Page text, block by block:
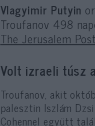
Vlagyimir Putyin
Troufanov 498
The Jerusalem Post
Volt izraeli túsz
Troufanov, akit
palesztin Iszlám
Cohennel együtt